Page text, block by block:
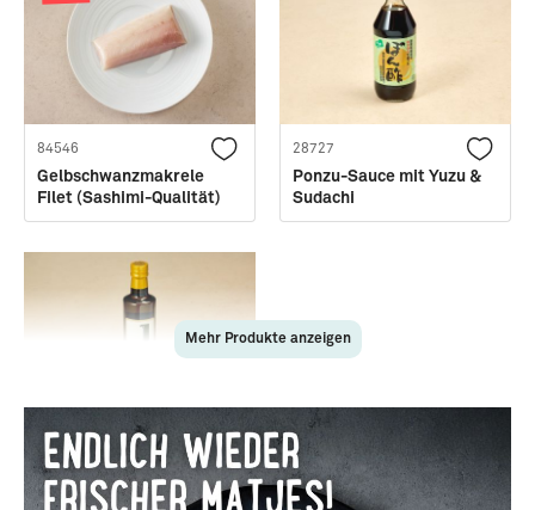
84546
Gelbschwanzmakrele
Filet (Sashimi-Qualität)
28727
Ponzu-Sauce mit Yuzu &
Sudachi
28611
Natives Olivenöl extra ·
Jordan
Mehr Produkte anzeigen